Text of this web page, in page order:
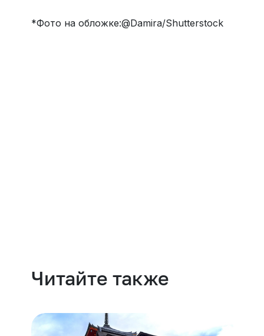
*Фото на обложке:@Damira/Shutterstock
Читайте также